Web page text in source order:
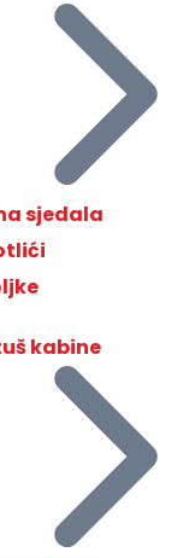
sjedala
kabine